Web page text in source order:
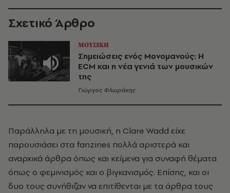
Σχετικό Άρθρο
ΜΟΥΣΙΚΗ
Σημειώσεις ενός Μονομανούς: H
ECM και η νέα γενιά των μουσικών
της
Γιώργος Φλωράκης
Παράλληλα με τη μουσική, η Clare Wadd είχε
παρουσιάσει στα fanzines πολλά αριστερά και
αναρχικά άρθρα όπως και κείμενα για συναφή θέματα
όπως ο φεμινισμός και ο βιγκανισμός. Επίσης, και οι
δυο τους συνήθιζαν να επιτίθενται με τα άρθρα τους